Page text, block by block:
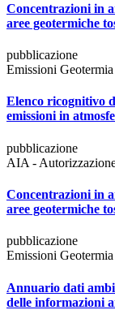
Concentrazioni in
aree geotermiche
pubblicazione
Emissioni Geotermia
Elenco ricognitivo
emissioni in
pubblicazione
AIA -
Concentrazioni in
aree geotermiche
pubblicazione
Emissioni Geotermia
Annuario dati
delle informazioni